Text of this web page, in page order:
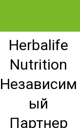
Herbalife
Nutrition
Независим
ый
Партнер